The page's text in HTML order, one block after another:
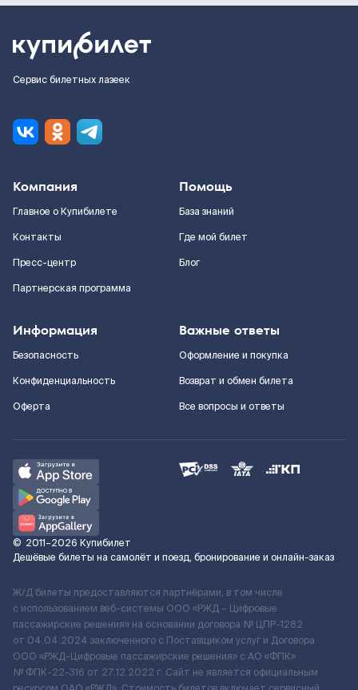
Сервис билетных лазеек
Компания
Главное о Купибилете
Контакты
Пресс-центр
Партнерская программа
Помощь
База знаний
Где мой билет
Блог
Информация
Безопасность
Конфиденциальность
Оферта
Важные ответы
Оформление и покупка
Возврат и обмен билета
Все вопросы и ответы
© 2011–2026 Купибилет
Дешёвые билеты на самолёт и поезд, бронирование и онлайн-заказ
Ж/Д билеты предоставляются партнёрами, в том числе
с использованием веб-системы ООО «РЖД – Цифровые
пассажирские решения» на основании договора № ЦПР-1282
от 04.04.2024 заключенного с Поставщиком услуг и Договора
ООО «РЖД-Цифровые пассажирские решения» c АО «ФПК»
№ ФПК-22-316 от 27.12.2022 г. Сайт не является официальным